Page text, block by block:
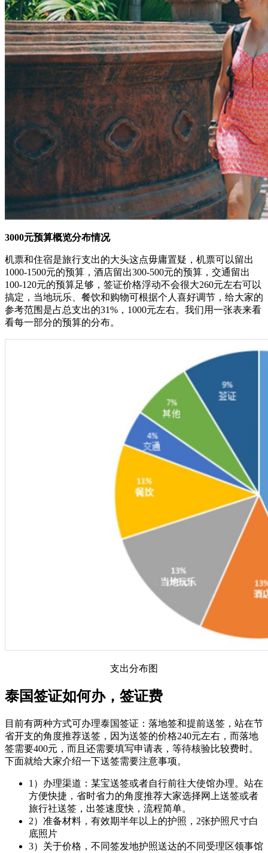
3000元预算概览分布情况
机票和住宿是旅行支出的大头这点毋庸置疑，机票可以留出
1000-1500元的预算，酒店留出300-500元的预算，交通留出
100-120元的预算足够，签证价格浮动不会很大260元左右可以
搞定，当地玩乐、餐饮和购物可根据个人喜好调节，给大家的
参考范围是占总支出的31%，1000元左右。我们用一张表来看
看每一部分的预算的分布。
支出分布图
泰国签证如何办，签证费
目前有两种方式可办理泰国签证：落地签和提前送签，站在节
省开支的角度推荐送签，因为送签的价格240元左右，而落地
签需要400元，而且还需要填写申请表，等待核验比较费时。
下面就给大家介绍一下送签需要注意事项。
1）办理渠道：某宝送签或者自行前往大使馆办理。站在
方便快捷，省时省力的角度推荐大家选择网上送签或者
旅行社送签，出签速度快，流程简单。
2）准备材料，有效期半年以上的护照，2张护照尺寸白
底照片
3）关于价格，不同签发地护照送达的不同受理区领事馆